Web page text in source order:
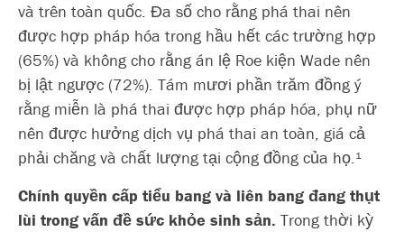
và trên toàn quốc. Đa số cho rằng phá thai nên
được hợp pháp hóa trong hầu hết các trường hợp
(65%) và không cho rằng án lệ Roe kiện Wade nên
bị lật ngược (72%). Tám mươi phần trăm đồng ý
rằng miễn là phá thai được hợp pháp hóa, phụ nữ
nên được hưởng dịch vụ phá thai an toàn, giá cả
phải chăng và chất lượng tại cộng đồng của họ.¹
Chính quyền cấp tiểu bang và liên bang đang thụt
lùi trong vấn đề sức khỏe sinh sản. Trong thời kỳ